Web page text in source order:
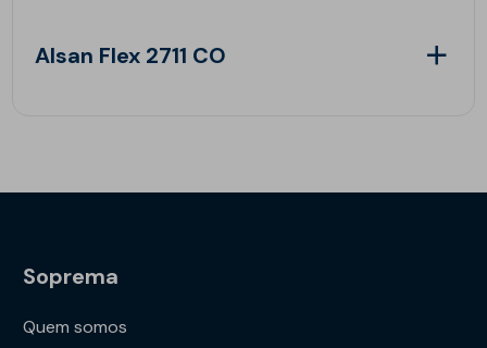
Alsan Flex 2711 CO
Soprema
Quem somos